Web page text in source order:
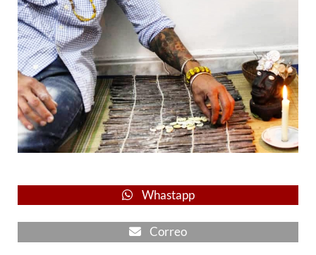
Whastapp
Correo